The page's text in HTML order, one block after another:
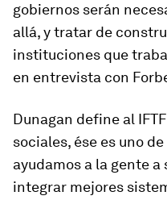
gobiernos serán
allá, y tratar de
instituciones que
en entrevista con
Dunagan define al
sociales, ése es uno
ayudamos a la gente
integrar mejores